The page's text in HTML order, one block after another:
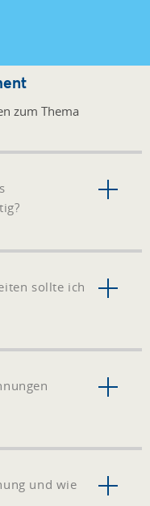
zum Thema
sollte ich
und wie